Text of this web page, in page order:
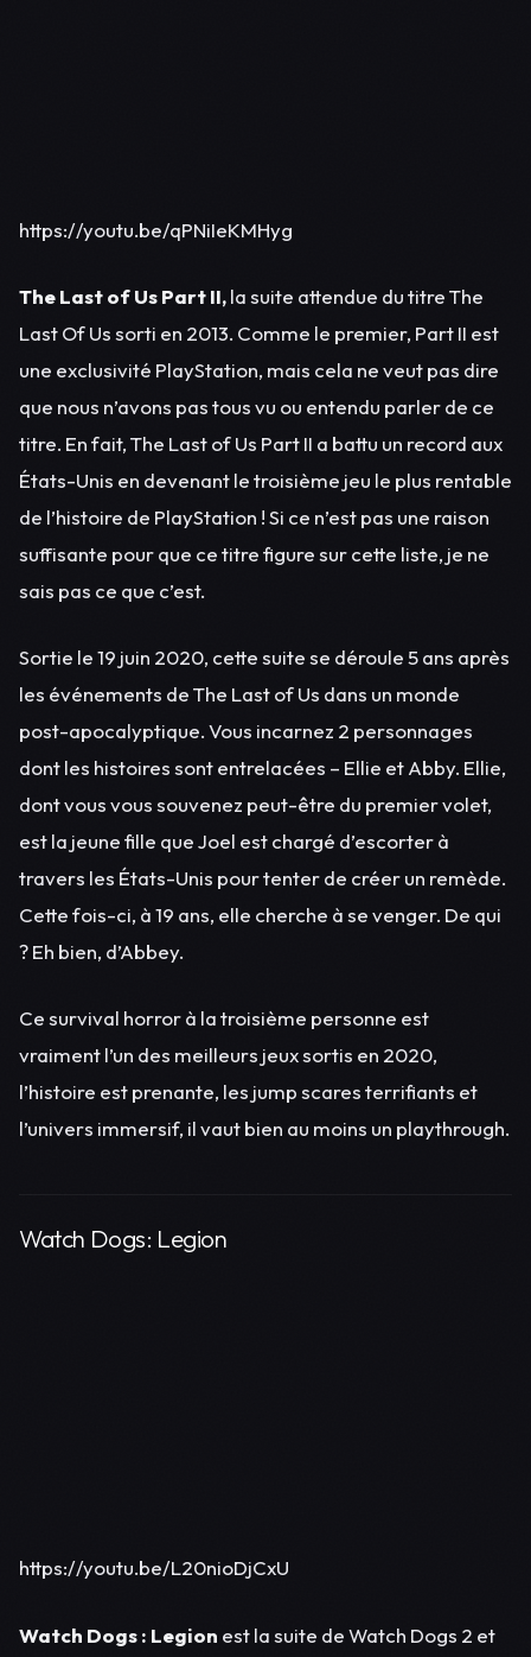
https://youtu.be/qPNiIeKMHyg
The Last of Us Part II,la suite attendue du titre The
Last Of Us sorti en 2013. Comme le premier, Part II est
une exclusivité PlayStation, mais cela ne veut pas dire
que nous n’avons pas tous vu ou entendu parler de ce
titre. En fait, The Last of Us Part II a battu un record aux
États-Unis en devenant le troisième jeu le plus rentable
de l’histoire de PlayStation ! Si ce n’est pas une raison
suffisante pour que ce titre figure sur cette liste, je ne
sais pas ce que c’est.
Sortie le 19 juin 2020, cette suite se déroule 5 ans après
les événements de The Last of Us dans un monde
post-apocalyptique. Vous incarnez 2 personnages
dont les histoires sont entrelacées – Ellie et Abby. Ellie,
dont vous vous souvenez peut-être du premier volet,
est la jeune fille que Joel est chargé d’escorter à
travers les États-Unis pour tenter de créer un remède.
Cette fois-ci, à 19 ans, elle cherche à se venger. De qui
? Eh bien, d’Abbey.
Ce survival horror à la troisième personne est
vraiment l’un des meilleurs jeux sortis en 2020,
l’histoire est prenante, les jump scares terrifiants et
l’univers immersif, il vaut bien au moins un playthrough.
Watch Dogs: Legion
https://youtu.be/L20nioDjCxU
Watch Dogs : Legion est la suite de Watch Dogs 2 et